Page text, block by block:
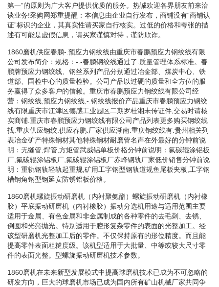
第一”的原则为广大客户提供优质的服务。热诚欢迎各界朋友前来洽
谈业务!采购网郑重提醒：本信息由企业自行发布，商铺没有“商铺认
证”标识的企业，其真实性请买家自行核实。过低的价格和夸张的描
述有可能是虚假信息，请买家谨慎对待，谨防欺诈。
1860磨机供应春鹏-.预应力钢绞线由重庆市春鹏预应力钢绞线有限
公司发布简介：规格：-.-春鹏钢绞线通过了:质量管理体系标准。春
鹏牌预应力钢绞线、钢丝系列产品分别通过冶金部、煤炭中心、铁
道部、国检中心的质量检验。公司产品以过硬的质量和全方位的服
务赢得了众多客户的信赖。重庆市春鹏预应力钢绞线有限公司经
营：钢绞线,预应力钢绞线,-.钢绞线报价产品重庆市春鹏预应力钢绞
线有限重庆市江津区德感工业园区二期罗桂湘未传证件,交易时请核
实商铺.重庆市春鹏预应力钢绞线有限公司产品列表更多购买钢绞线
找.重庆供应钢绞.供应春鹏.厂家供应湖南.重庆钢绞线有.贵州相关列
表冶金矿产特殊钢材其他特殊钢材耐磨管名声在外最好的分钟前说
明：无缝管,焊管,方矩管武威铝单板价格分钟前说明：氟碳辊涂铝板
厂,氟碳辊涂铝板厂,氟碳辊涂铝板厂赤峰钢轨厂家低价销售分钟前说
明：重轨钢轨轻轨起重规,矿用工字钢型钢轨道规鱼尾板夹板,工字钢
槽钢角钢型钢延安防锈铝板价格。
1860磨机螺旋振动研磨机（内衬聚氨酯）螺旋振动研磨机（内衬橡
胶）平底振动研磨机（内衬橡胶）振动分选机用途与适用范围主要
适用于金属、有色金属和非金属制成的各种零件的去毛刺、去锈、
倒圆和光亮抛光。特别适用于腔形复杂零件的表面的光整加工。经
该型研磨机光整加工后的零件。不仅保持原有的形位精度。而且能
提高零件表面粗糙度级。该机型适用于大批量、中等或较大尺寸零
件的表面光整。型螺旋振动研磨机技术参数。
1860磨机在未来新型发展模式中提高球磨机技术已成为不可忽略的
研发方向，巨大的球磨机市场已成为国内所有矿山机械厂家共同争